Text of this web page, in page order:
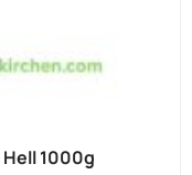
1000g